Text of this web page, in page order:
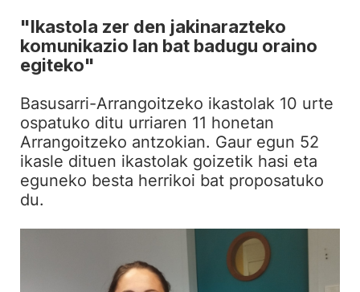
"Ikastola zer den jakinarazteko
komunikazio lan bat badugu oraino
egiteko"
Basusarri-Arrangoitzeko ikastolak 10 urte
ospatuko ditu urriaren 11 honetan
Arrangoitzeko antzokian. Gaur egun 52
ikasle dituen ikastolak goizetik hasi eta
eguneko besta herrikoi bat proposatuko
du.